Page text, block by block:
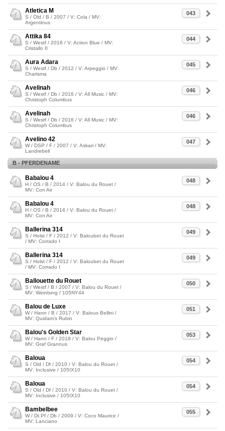
043
Atletica M
S / Old / B / 2007 / V: Cola / MV:
Argentinus
044
Attika 84
S / Westf / 2016 / V: Action Blue / MV:
Cristallo II
045
Aura Adara
S / Westf / Db / 2012 / V: Arpeggio / MV:
Charisma
046
Avelinah
S / Westf / Db / 2016 / V: All Music / MV:
Christoph Columbus
046
Avelinah
S / Westf / Db / 2016 / V: All Music / MV:
Christoph Columbus
047
Avelino 42
W / DSP / F / 2007 / V: Askari / MV:
Landrebell
B - PFERDENAME
048
Babalou 4
H / OS / B / 2014 / V: Balou du Rouet /
MV: Con Air
048
Babalou 4
H / OS / B / 2014 / V: Balou du Rouet /
MV: Con Air
049
Ballerina 314
S / Holst / F / 2012 / V: Baloubet du Rouet
/ MV: Corrado I
049
Ballerina 314
S / Holst / F / 2012 / V: Baloubet du Rouet
/ MV: Corrado I
050
Ballouette du Rouet
S / Westf / B / 2007 / V: Balou du Rouet /
MV: Weinberg / 105NY44
051
Balou de Luxe
W / Hann / B / 2017 / V: Balous Bellini /
MV: Quidam's Rubin
053
Balou's Golden Star
W / Hann / F / 2018 / V: Balou Peggio /
MV: Graf Grannus
054
Baloua
S / Old / Df / 2010 / V: Balou du Rouet /
MV: Inclusive / 105IX10
054
Baloua
S / Old / Df / 2010 / V: Balou du Rouet /
MV: Inclusive / 105IX10
055
Bambelbee
W / Dt.Pf / Db / 2009 / V: Coco Maurice /
MV: Lanciano